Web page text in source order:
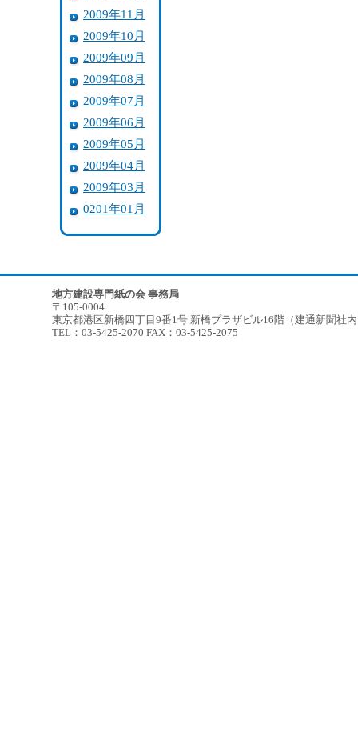
2009年11月
2009年10月
2009年09月
2009年08月
2009年07月
2009年06月
2009年05月
2009年04月
2009年03月
0201年01月
地方建設専門紙の会 事務局
〒105-0004
東京都港区新橋四丁目9番1号 新橋プラザビル16階（建通新聞社
TEL：03-5425-2070 FAX：03-5425-2075